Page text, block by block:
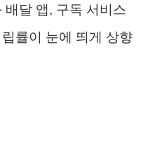
배달 앱, 구독 서비스
률이 눈에 띄게 상향